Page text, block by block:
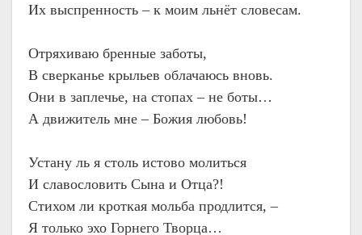
Их выспренность – к моим льнёт словесам.
Отряхиваю бренные заботы,
В сверканье крыльев облачаюсь вновь.
Они в заплечье, на стопах – не боты…
А движитель мне – Божия любовь!
Устану ль я столь истово молиться
И славословить Сына и Отца?!
Стихом ли кроткая мольба продлится, –
Я только эхо Горнего Творца…